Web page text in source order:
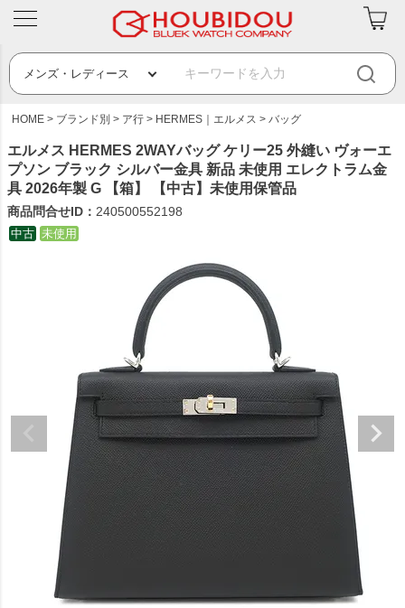
HOME ブランド別 ア行 HERMES｜エルメス バッグ
エルメス HERMES 2WAYバッグ ケリー25 外縫い ヴォーエ
プソン ブラック シルバー金具 新品 未使用 エレクトラム金
具 2026年製 G 【箱】 【中古】未使用保管品
商品問合せID： 240500552198
中古 未使用